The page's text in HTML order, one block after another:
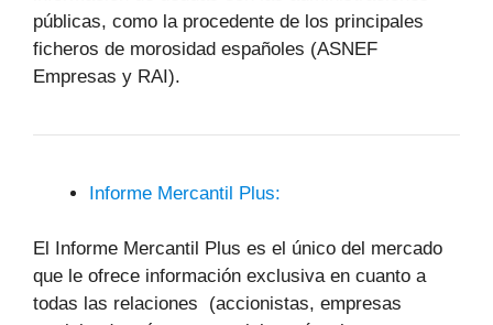
públicas, como la procedente de los principales
ficheros de morosidad españoles (ASNEF
Empresas y RAI).
Informe Mercantil Plus:
El Informe Mercantil Plus es el único del mercado
que le ofrece información exclusiva en cuanto a
todas las relaciones (accionistas, empresas